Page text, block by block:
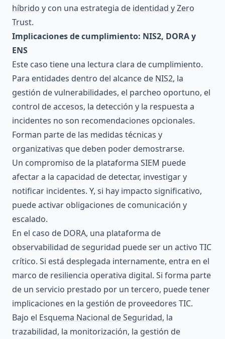
híbrido y con una estrategia de identidad y Zero
Trust.
Implicaciones de cumplimiento: NIS2, DORA y
ENS
Este caso tiene una lectura clara de cumplimiento.
Para entidades dentro del alcance de NIS2, la
gestión de vulnerabilidades, el parcheo oportuno, el
control de accesos, la detección y la respuesta a
incidentes no son recomendaciones opcionales.
Forman parte de las medidas técnicas y
organizativas que deben poder demostrarse.
Un compromiso de la plataforma SIEM puede
afectar a la capacidad de detectar, investigar y
notificar incidentes. Y, si hay impacto significativo,
puede activar obligaciones de comunicación y
escalado.
En el caso de DORA, una plataforma de
observabilidad de seguridad puede ser un activo TIC
crítico. Si está desplegada internamente, entra en el
marco de resiliencia operativa digital. Si forma parte
de un servicio prestado por un tercero, puede tener
implicaciones en la gestión de proveedores TIC.
Bajo el Esquema Nacional de Seguridad, la
trazabilidad, la monitorización, la gestión de